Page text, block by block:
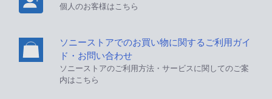
個人のお客様はこちら
ソニーストアでのお買い物に関するご利用ガイ
ド・お問い合わせ
ソニーストアのご利用方法・サービスに関してのご案
内はこちら